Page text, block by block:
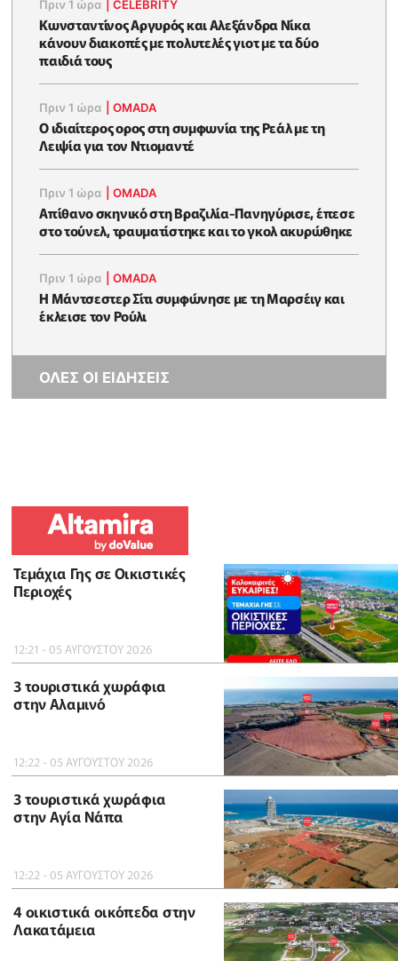
Πριν 1 ώρα |CELEBRITY
Κωνσταντίνος Αργυρός και Αλεξάνδρα Νίκα
κάνουν διακοπές με πολυτελές γιοτ με τα δύο
παιδιά τους
Πριν 1 ώρα |OMADA
Ο ιδιαίτερος ορος στη συμφωνία της Ρεάλ με τη
Λειψία για τον Ντιομαντέ
Πριν 1 ώρα |OMADA
Απίθανο σκηνικό στη Βραζιλία-Πανηγύρισε, έπεσε
στο τούνελ, τραυματίστηκε και το γκολ ακυρώθηκε
Πριν 1 ώρα |OMADA
Η Μάντσεστερ Σίτι συμφώνησε με τη Μαρσέιγ και
έκλεισε τον Ρούλι
ΟΛΕΣ ΟΙ ΕΙΔΗΣΕΙΣ
Τεμάχια Γης σε Οικιστικές
Περιοχές
12:21 - 05 ΑΥΓΟΥΣΤΟΥ 2026
3 τουριστικά χωράφια
στην Αλαμινό
12:22 - 05 ΑΥΓΟΥΣΤΟΥ 2026
3 τουριστικά χωράφια
στην Αγία Νάπα
12:22 - 05 ΑΥΓΟΥΣΤΟΥ 2026
4 οικιστικά οικόπεδα στην
Λακατάμεια